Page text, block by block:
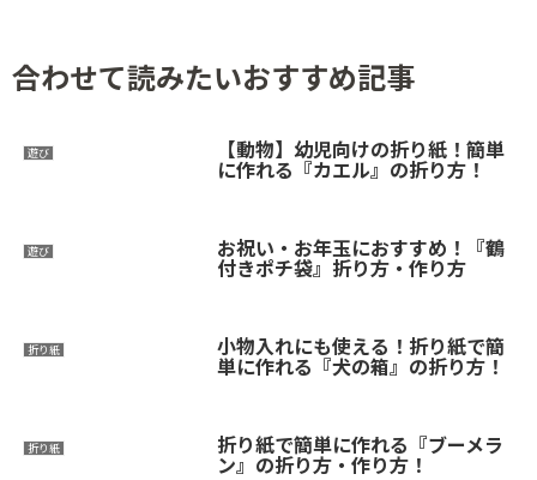
合わせて読みたいおすすめ記事
遊び 【動物】幼児向けの折り紙！簡単
に作れる『カエル』の折り方！
遊び お祝い・お年玉におすすめ！『鶴
付きポチ袋』折り方・作り方
折り紙 小物入れにも使える！折り紙で簡
単に作れる『犬の箱』の折り方！
折り紙 折り紙で簡単に作れる『ブーメラ
ン』の折り方・作り方！